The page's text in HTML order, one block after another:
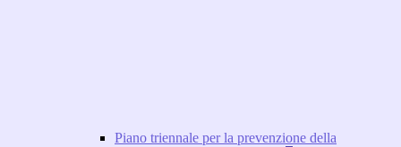
Piano triennale per la prevenzione della